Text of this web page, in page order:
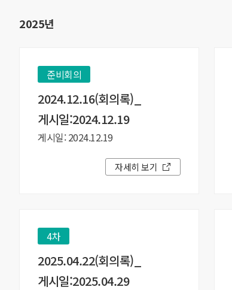
2025년
준비회의
2024.12.16(회의록)_
게시일:2024.12.19
게시일: 2024.12.19
자세히 보기
4차
2025.04.22(회의록)_
게시일:2025.04.29